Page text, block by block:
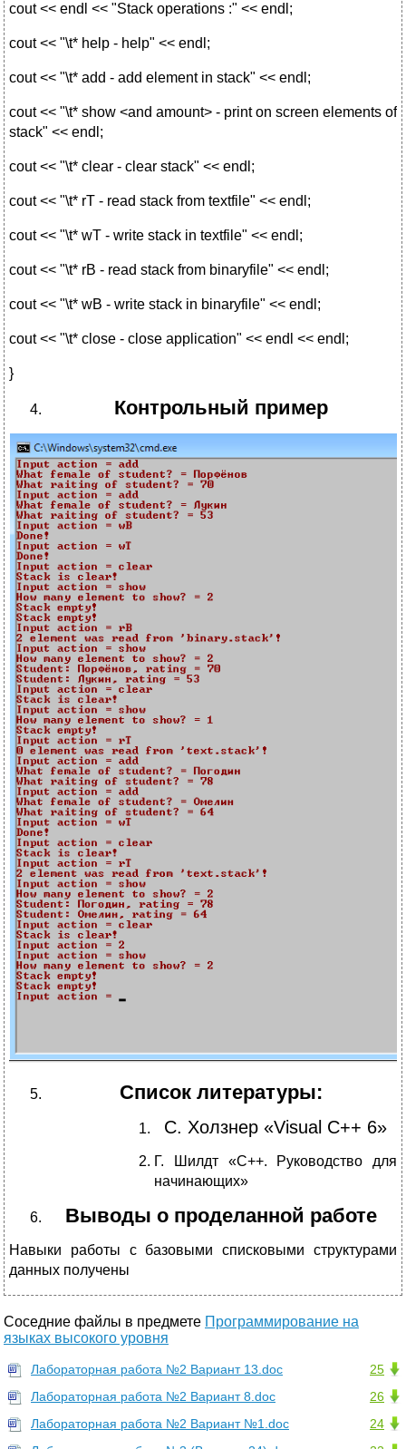
cout << endl << "Stack operations :" << endl;
cout << "\t* help - help" << endl;
cout << "\t* add - add element in stack" << endl;
cout << "\t* show <and amount> - print on screen elements of
stack" << endl;
cout << "\t* clear - clear stack" << endl;
cout << "\t* rT - read stack from textfile" << endl;
cout << "\t* wT - write stack in textfile" << endl;
cout << "\t* rB - read stack from binaryfile" << endl;
cout << "\t* wB - write stack in binaryfile" << endl;
cout << "\t* close - close application" << endl << endl;
}
Контрольный пример
Список литературы:
C. Холзнер «Visual C++ 6»
Г. Шилдт «С++. Руководство для
начинающих»
Выводы о проделанной работе
Навыки работы с базовыми списковыми структурами
данных получены
Соседние файлы в предмете Программирование на
языках высокого уровня
25
Лабораторная работа №2 Вариант 13.doc
26
Лабораторная работа №2 Вариант 8.doc
24
Лабораторная работа №2 Вариант №1.doc